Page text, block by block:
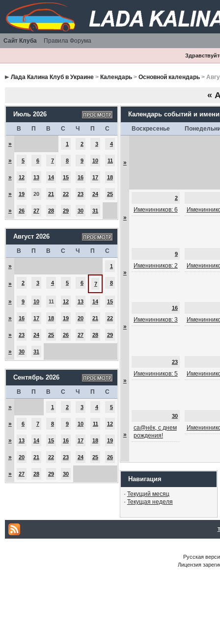
Сайт Клуба Правила Форума
Лада Калина Клуб в Украине> Календарь> Основной календарь>
«
Июль 2026
В П В С Ч П С
» 1 2 3 4
» 5 6 7 8 9 10 11
» 12 13 14 15 16 17 18
» 19 20 21 22 23 24 25
» 26 27 28 29 30 31
Август 2026
В П В С Ч П С
» 1
» 2 3 4 5 6 7 8
» 9 10 11 12 13 14 15
» 16 17 18 19 20 21 22
» 23 24 25 26 27 28 29
» 30 31
Сентябрь 2026
В П В С Ч П С
» 1 2 3 4 5
» 6 7 8 9 10 11 12
» 13 14 15 16 17 18 19
» 20 21 22 23 24 25 26
» 27 28 29 30
Календарь событий и
Воскресенье
»
»
2
Именинников: 6
»
9
Именинников: 2
»
16
Именинников: 3
»
23
Именинников: 5
»
30
са@нёк, с днем
рождения!
Навигация
· Текущий месяц
· Текущая неделя
Русская
Лицензия